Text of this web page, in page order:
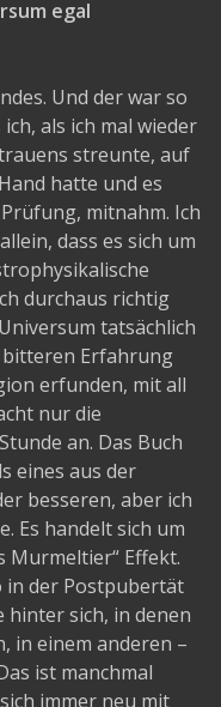
egal
Und der war so
als ich mal wieder
streunte, auf
hatte und es
mitnahm. Ich
dass es sich um
durchaus richtig
tatsächlich
bitteren Erfahrung
erfunden, mit all
nur die
an. Das Buch
eines aus der
besseren, aber ich
Es handelt sich um
Murmeltier“ Effekt.
in der Postpubertät
hinter sich, in denen
in einem anderen –
ist manchmal
immer neu mit